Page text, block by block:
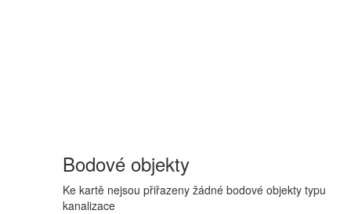
Bodové objekty
Ke kartě nejsou přiřazeny žádné bodové objekty typu
kanalizace